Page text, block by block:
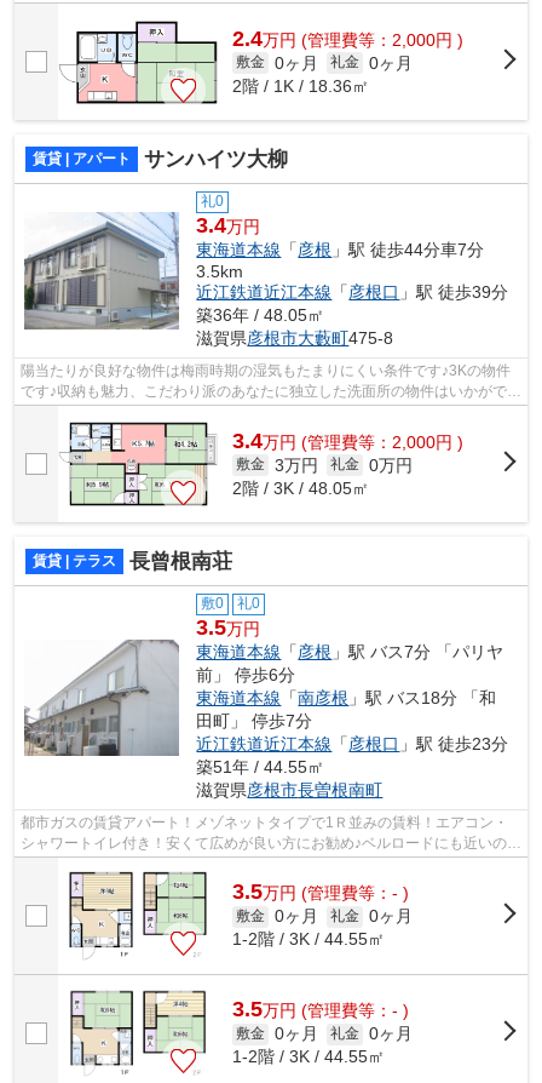
2.4万円 (管理費等：2,000円 )
敷金 0ヶ月 礼金 0ヶ月
2階 / 1K / 18.36㎡
賃貸 | アパート サンハイツ大柳
礼0
3.4万円
東海道本線 「彦根 」駅 徒歩44分車7分
3.5km
近江鉄道近江本線 「彦根口 」駅 徒歩39分
築36年 / 48.05㎡
滋賀県彦根市大藪町475-8
陽当たりが良好な物件は梅雨時期の湿気もたまりにくい条件です♪3Kの物件
です♪収納も魅力、こだわり派のあなたに独立した洗面所の物件はいかがでし
3.4万円 (管理費等：2,000円 )
敷金 3万円 礼金 0万円
2階 / 3K / 48.05㎡
賃貸 | テラス 長曾根南荘
敷0 礼0
3.5万円
東海道本線 「彦根 」駅 バス7分 「パリヤ
前」 停歩6分
東海道本線 「南彦根 」駅 バス18分 「和
田町」 停歩7分
近江鉄道近江本線 「彦根口 」駅 徒歩23分
築51年 / 44.55㎡
滋賀県彦根市長曽根南町
都市ガスの賃貸アパート！メゾネットタイプで1Ｒ並みの賃料！エアコン・
シャワートイレ付き！安くて広めが良い方にお勧め♪ベルロードにも近いので
便利な場所です
3.5万円 (管理費等：- )
敷金 0ヶ月 礼金 0ヶ月
1-2階 / 3K / 44.55㎡
3.5万円 (管理費等：- )
敷金 0ヶ月 礼金 0ヶ月
1-2階 / 3K / 44.55㎡